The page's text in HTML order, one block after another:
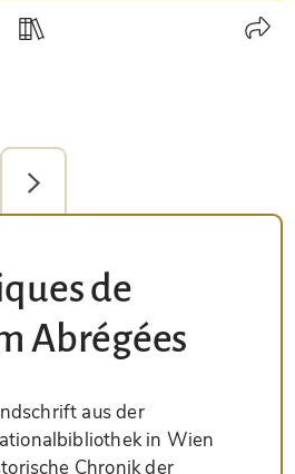
Detailbild
de
Abrégées
aus der
in Wien
Chronik der